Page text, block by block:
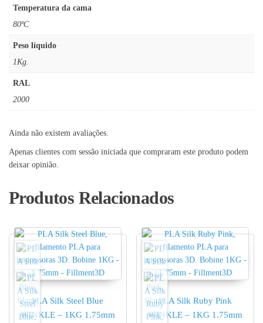
Temperatura da cama
80ºC
Peso líquido
1Kg.
RAL
2000
Ainda não existem avaliações.
Apenas clientes com sessão iniciada que compraram este produto podem
deixar opinião.
Produtos Relacionados
PLA Silk Steel Blue
WINKLE – 1KG 1.75mm
PLA Silk Ruby Pink
WINKLE – 1KG 1.75mm